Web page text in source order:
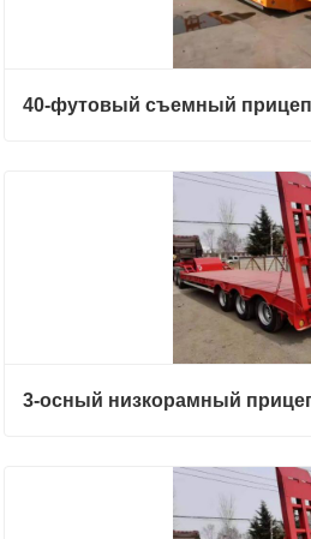
40-футовый съемный прицеп
3-осный низкорамный